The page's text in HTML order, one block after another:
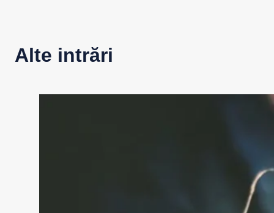
Alte intrări